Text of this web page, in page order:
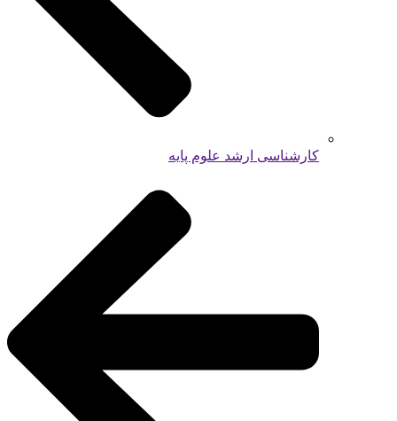
کارشناسی ارشد علوم پایه